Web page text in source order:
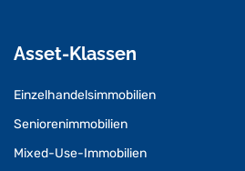
Asset-Klassen
Einzelhandelsimmobilien
Seniorenimmobilien
Mixed-Use-Immobilien